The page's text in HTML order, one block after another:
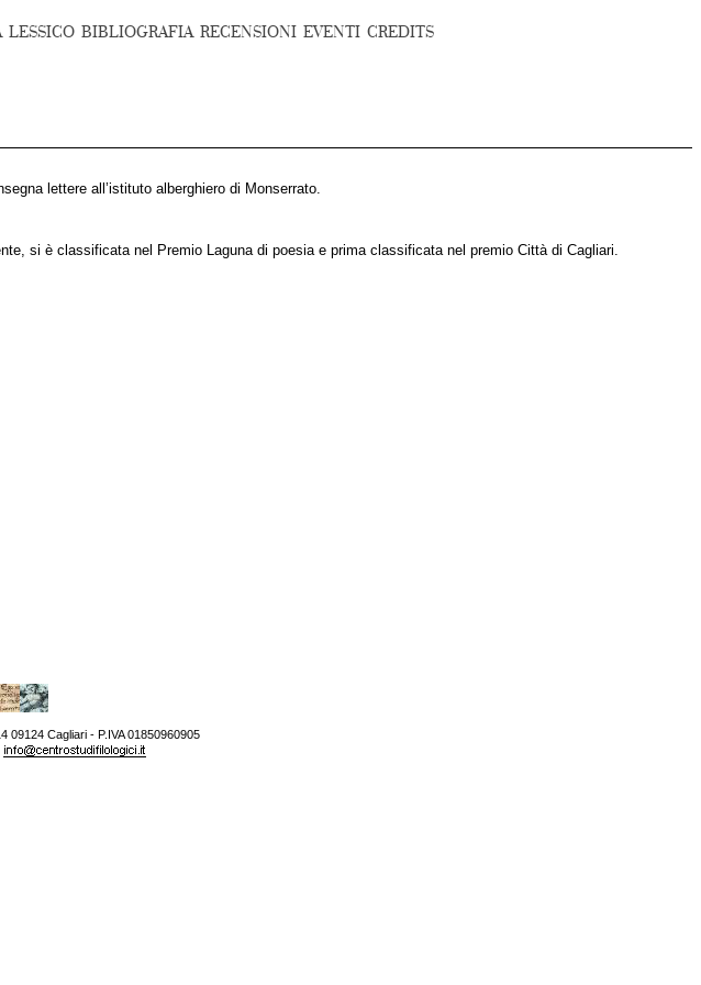
LESSICO BIBLIOGRAFIA RECENSIONI EVENTI CREDITS
lettere all’istituto alberghiero di Monserrato.
si è classificata nel Premio Laguna di poesia e prima classificata nel premio Città di Cagliari.
09124 Cagliari - P.IVA 01850960905